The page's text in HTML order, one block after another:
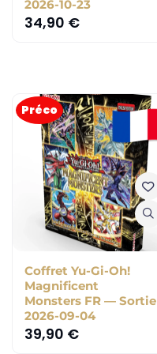
2026-10-23
34,90 €
Préco
Coffret Yu-Gi-Oh!
Magnificent
Monsters FR — Sortie
2026-09-04
39,90 €